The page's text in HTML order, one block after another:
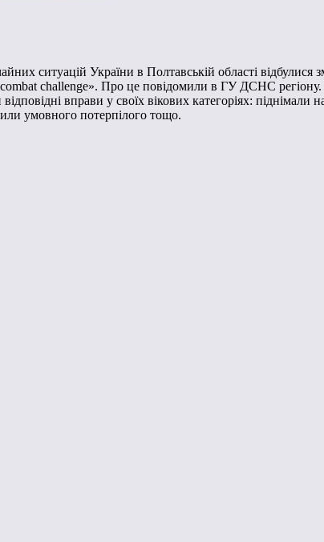
ситуацій України в Полтавській області відбулися
combat challenge». Про це повідомили в ГУ ДСНС
вправи у своїх вікових категоріях: піднімали
умовного потерпілого тощо.